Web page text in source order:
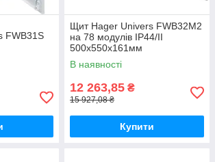
FWB31S
Щит Hager Univers FWB32M2
на 78 модулів IP44/II
500х550х161мм
В наявності
12 263,85 ₴
15 927,08 ₴
Купити